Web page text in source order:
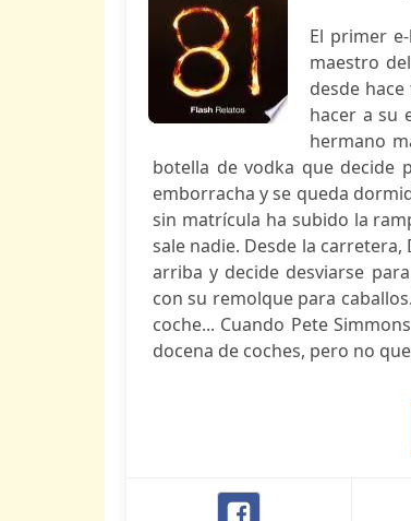
El primer
maestro
desde
hacer a su
hermano
botella de vodka que decide
emborracha y se queda
sin matrícula ha subido la
sale nadie. Desde la
arriba y decide desviarse
con su remolque para
coche... Cuando Pete
docena de coches, pero no